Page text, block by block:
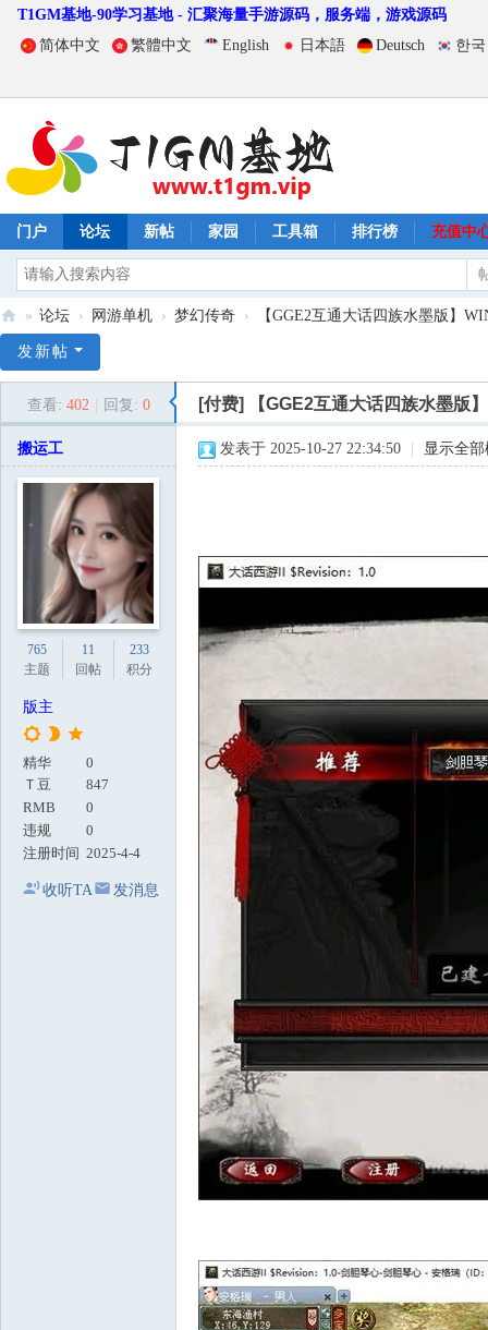
T1GM基地-90学习基地 - 汇聚海量手游源码，服务端，游戏源码
简体中文
繁體中文 English 日本語 Deutsch 한
门户 论坛 新帖 家园 工具箱 排行榜 充值中
1
» 论坛 › 网游单机 › 梦幻传奇 › 【GGE2互通大话四族水墨版】
发新帖
查看: 402 回复: 0 [付费] 【GGE2互通大话四族水墨版
搬运工
765
主题
11
回帖
233
积分
版主
精华
0
Ｔ豆
847
RMB
0
违规
0
注册时间 2025-4-4
收听TA 发消息
发表于 2025-10-27 22:34:50 显示全